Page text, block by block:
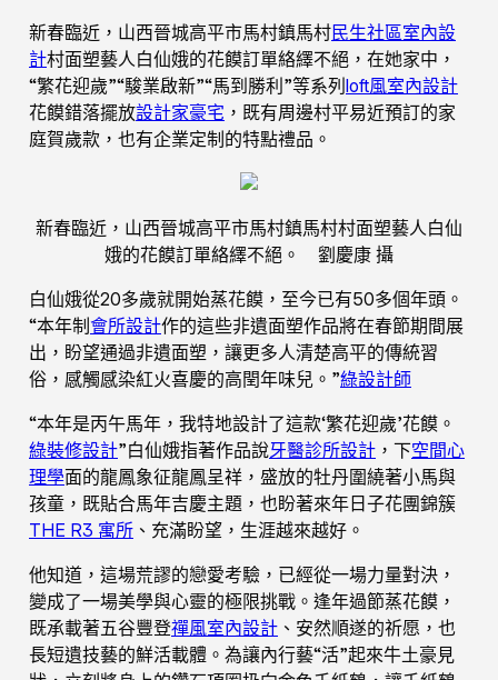
新春臨近，山西晉城高平市馬村鎮馬村民生社區室內設
計村面塑藝人白仙娥的花饃訂單絡繹不絕，在她家中，
“繁花迎歲”“駿業啟新”“馬到勝利”等系列loft風室內設計
花饃錯落擺放設計家豪宅 ，既有周邊村平易近預訂的家
庭賀歲款，也有企業定制的特點禮品。
新春臨近，山西晉城高平市馬村鎮馬村村面塑藝人白仙
娥的花饃訂單絡繹不絕。 劉慶康 攝
白仙娥從20多歲就開始蒸花饃，至今已有50多個年頭。
“本年制會所設計作的這些非遺面塑作品將在春節期間展
出，盼望通過非遺面塑，讓更多人清楚高平的傳統習
俗，感觸感染紅火喜慶的高閏年味兒。”綠設計師
“本年是丙午馬年，我特地設計了這款‘繁花迎歲’花饃。
綠裝修設計”白仙娥指著作品說牙醫診所設計 ，下空間心
理學面的龍鳳象征龍鳳呈祥，盛放的牡丹圍繞著小馬與
孩童，既貼合馬年吉慶主題，也盼著來年日子花團錦簇
THE R3 寓所 、充滿盼望，生涯越來越好。
他知道，這場荒謬的戀愛考驗，已經從一場力量對決，
變成了一場美學與心靈的極限挑戰。逢年過節蒸花饃，
既承載著五谷豐登禪風室內設計 、安然順遂的祈愿，也
長短遺技藝的鮮活載體。為讓內行藝“活”起來牛土豪見